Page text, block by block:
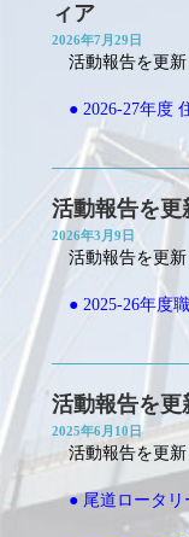
ィア
2026年7月29日
活動報告を更新
● 2026-27年度
活動報告を更
2026年3月9日
活動報告を更新
● 2025-26年度
活動報告を更
2025年6月10日
活動報告を更
● 尾道ロータ